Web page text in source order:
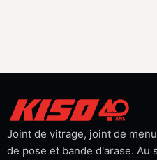
Joint de vitrage, joint de
de pose et bande d'arase.